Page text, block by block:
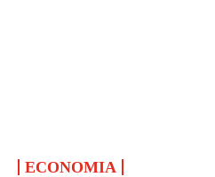
ECONOMIA